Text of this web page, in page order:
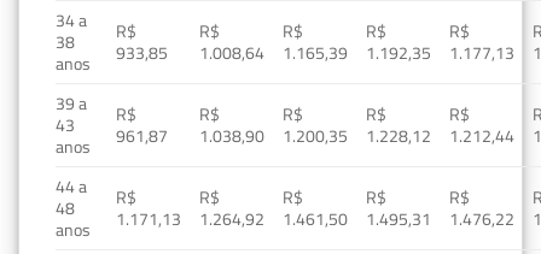
34 a
38
anos
R$
933,85
R$
1.008,64
R$
1.165,39
R$
1.192,35
R$
1.177,13
39 a
43
anos
R$
961,87
R$
1.038,90
R$
1.200,35
R$
1.228,12
R$
1.212,44
44 a
48
anos
R$
1.171,13
R$
1.264,92
R$
1.461,50
R$
1.495,31
R$
1.476,22